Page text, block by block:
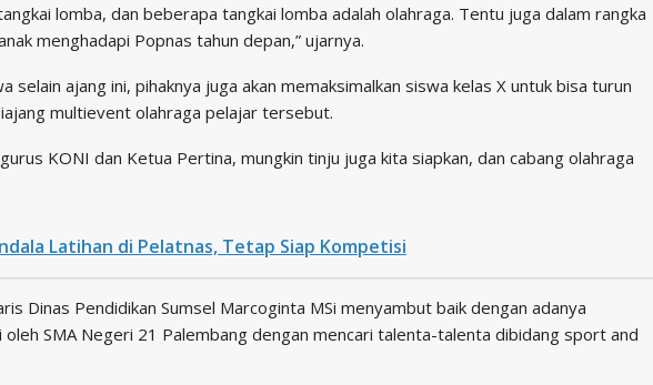
lomba, dan beberapa tangkai lomba adalah olahraga. Tentu juga dalam rangka
menghadapi Popnas tahun depan,” ujarnya.
selain ajang ini, pihaknya juga akan memaksimalkan siswa kelas X untuk bisa turun
multievent olahraga pelajar tersebut.
KONI dan Ketua Pertina, mungkin tinju juga kita siapkan, dan cabang olahraga
Latihan di Pelatnas, Tetap Siap Kompetisi
Dinas Pendidikan Sumsel Marcoginta MSi menyambut baik dengan adanya
oleh SMA Negeri 21 Palembang dengan mencari talenta-talenta dibidang sport and